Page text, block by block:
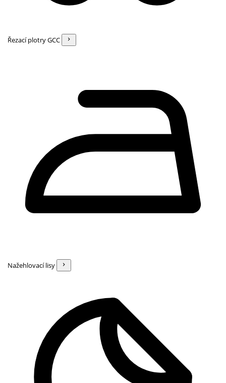
Řezací plotry GCC
Nažehlovací lisy